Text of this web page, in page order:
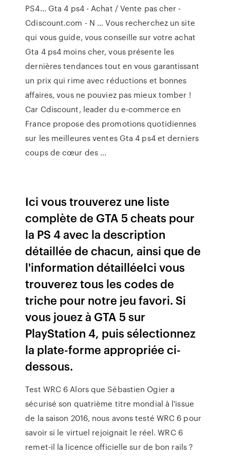
PS4... Gta 4 ps4 - Achat / Vente pas cher -
Cdiscount.com - N ... Vous recherchez un site
qui vous guide, vous conseille sur votre achat
Gta 4 ps4 moins cher, vous présente les
dernières tendances tout en vous garantissant
un prix qui rime avec réductions et bonnes
affaires, vous ne pouviez pas mieux tomber !
Car Cdiscount, leader du e-commerce en
France propose des promotions quotidiennes
sur les meilleures ventes Gta 4 ps4 et derniers
coups de cœur des ...
Ici vous trouverez une liste
complète de GTA 5 cheats pour
la PS 4 avec la description
détaillée de chacun, ainsi que de
l'information détailléeIci vous
trouverez tous les codes de
triche pour notre jeu favori. Si
vous jouez à GTA 5 sur
PlayStation 4, puis sélectionnez
la plate-forme appropriée ci-
dessous.
Test WRC 6 Alors que Sébastien Ogier a
sécurisé son quatrième titre mondial à l'issue
de la saison 2016, nous avons testé WRC 6 pour
savoir si le virtuel rejoignait le réel. WRC 6
remet-il la licence officielle sur de bon rails ?